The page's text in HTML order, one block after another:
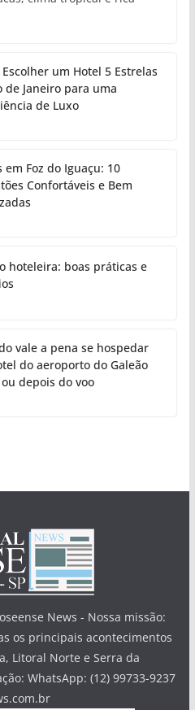
Escolher um Hotel 5 Estrelas
de Janeiro para uma
de Luxo
em Foz do Iguaçu: 10
Confortáveis e Bem
hoteleira: boas práticas e
vale a pena se hospedar
do aeroporto do Galeão
depois do voo
News - Nossa missão:
os principais acontecimentos
Litoral Norte e Serra da
WhatsApp: (12) 99733-9237